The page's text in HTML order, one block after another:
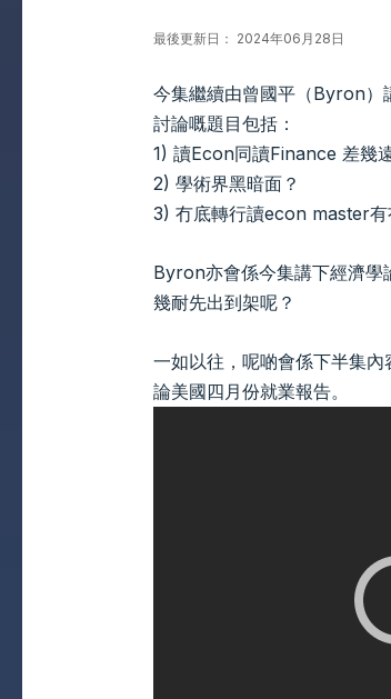
最後更新日： 2024年06月28日
今集繼續由曾國平（Byron）
討論嘅題目包括：
1) 讀Econ同讀Finance 差幾
2) 學術界黑暗面？
3) 冇底轉行讀econ master有
Byron亦會係今集講下經濟學
幾耐先出到架呢？
一如以往，呢啲會係下半集
論美國四月份就業報告。